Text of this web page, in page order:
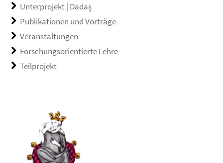
Unterprojekt | Dadaş
Publikationen und Vorträge
Veranstaltungen
Forschungsorientierte Lehre
Teilprojekt